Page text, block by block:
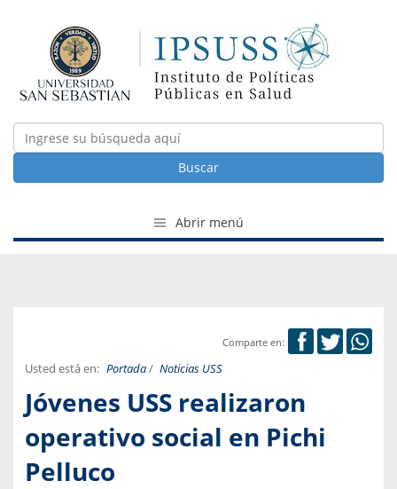
Buscar
Abrir menú
Comparte en:
Usted está en: Portada/ Noticias USS
Jóvenes USS realizaron
operativo social en Pichi
Pelluco